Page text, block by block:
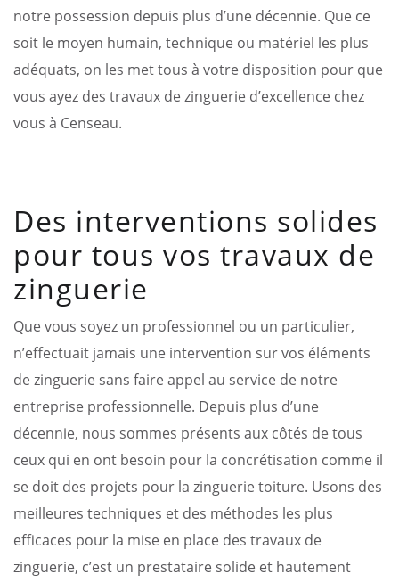
notre possession depuis plus d’une décennie. Que ce
soit le moyen humain, technique ou matériel les plus
adéquats, on les met tous à votre disposition pour que
vous ayez des travaux de zinguerie d’excellence chez
vous à Censeau.
Des interventions solides
pour tous vos travaux de
zinguerie
Que vous soyez un professionnel ou un particulier,
n’effectuait jamais une intervention sur vos éléments
de zinguerie sans faire appel au service de notre
entreprise professionnelle. Depuis plus d’une
décennie, nous sommes présents aux côtés de tous
ceux qui en ont besoin pour la concrétisation comme il
se doit des projets pour la zinguerie toiture. Usons des
meilleures techniques et des méthodes les plus
efficaces pour la mise en place des travaux de
zinguerie, c’est un prestataire solide et hautement